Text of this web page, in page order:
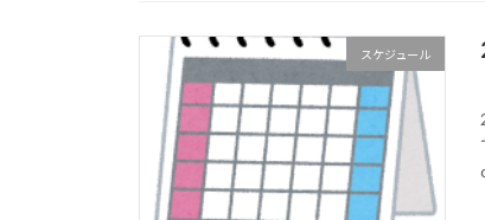
スケジュール